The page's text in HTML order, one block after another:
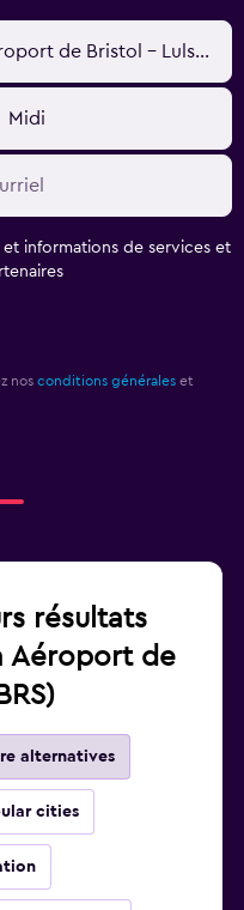
Bristol, Royaume-Uni - Aéroport de Bristol - Lulsgate (BRS)
Midi
informations de services et
nos conditions générales et
résultats
Aéroport de
alternatives
cities